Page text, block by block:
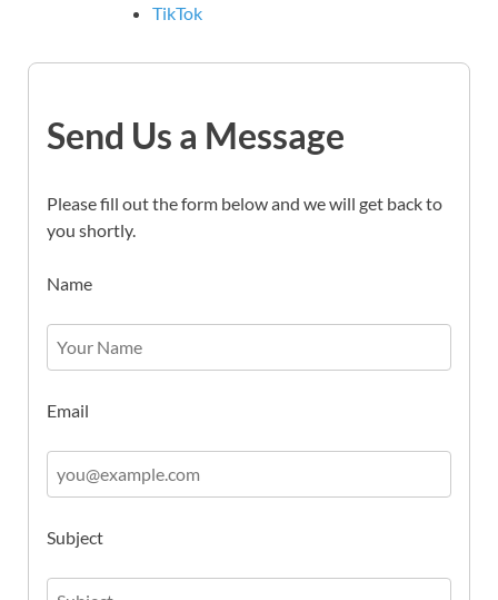
TikTok
Send Us a Message
Please fill out the form below and we will get back to
you shortly.
Name
Email
Subject